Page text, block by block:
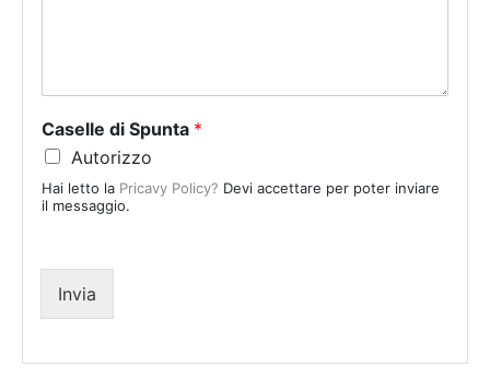
t
e
s
+
Caselle di Spunta *
Autorizzo
Hai letto la Pricavy Policy? Devi accettare per poter inviare
il messaggio.
Invia